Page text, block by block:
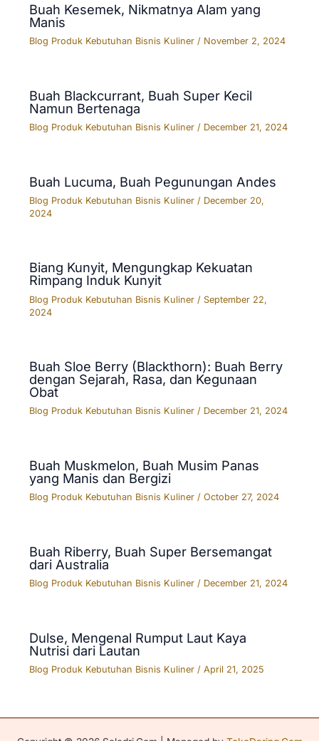
Buah Kesemek, Nikmatnya Alam yang
Manis
Blog Produk Kebutuhan Bisnis Kuliner / November 2, 2024
Buah Blackcurrant, Buah Super Kecil
Namun Bertenaga
Blog Produk Kebutuhan Bisnis Kuliner / December 21, 2024
Buah Lucuma, Buah Pegunungan Andes
Blog Produk Kebutuhan Bisnis Kuliner / December 20,
2024
Biang Kunyit, Mengungkap Kekuatan
Rimpang Induk Kunyit
Blog Produk Kebutuhan Bisnis Kuliner / September 22,
2024
Buah Sloe Berry (Blackthorn): Buah Berry
dengan Sejarah, Rasa, dan Kegunaan
Obat
Blog Produk Kebutuhan Bisnis Kuliner / December 21, 2024
Buah Muskmelon, Buah Musim Panas
yang Manis dan Bergizi
Blog Produk Kebutuhan Bisnis Kuliner /October 27, 2024
Buah Riberry, Buah Super Bersemangat
dari Australia
Blog Produk Kebutuhan Bisnis Kuliner / December 21, 2024
Dulse, Mengenal Rumput Laut Kaya
Nutrisi dari Lautan
Blog Produk Kebutuhan Bisnis Kuliner /April 21, 2025